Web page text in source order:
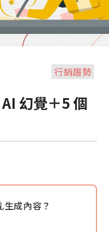
行銷趨勢
幻覺＋5 個
成內容？